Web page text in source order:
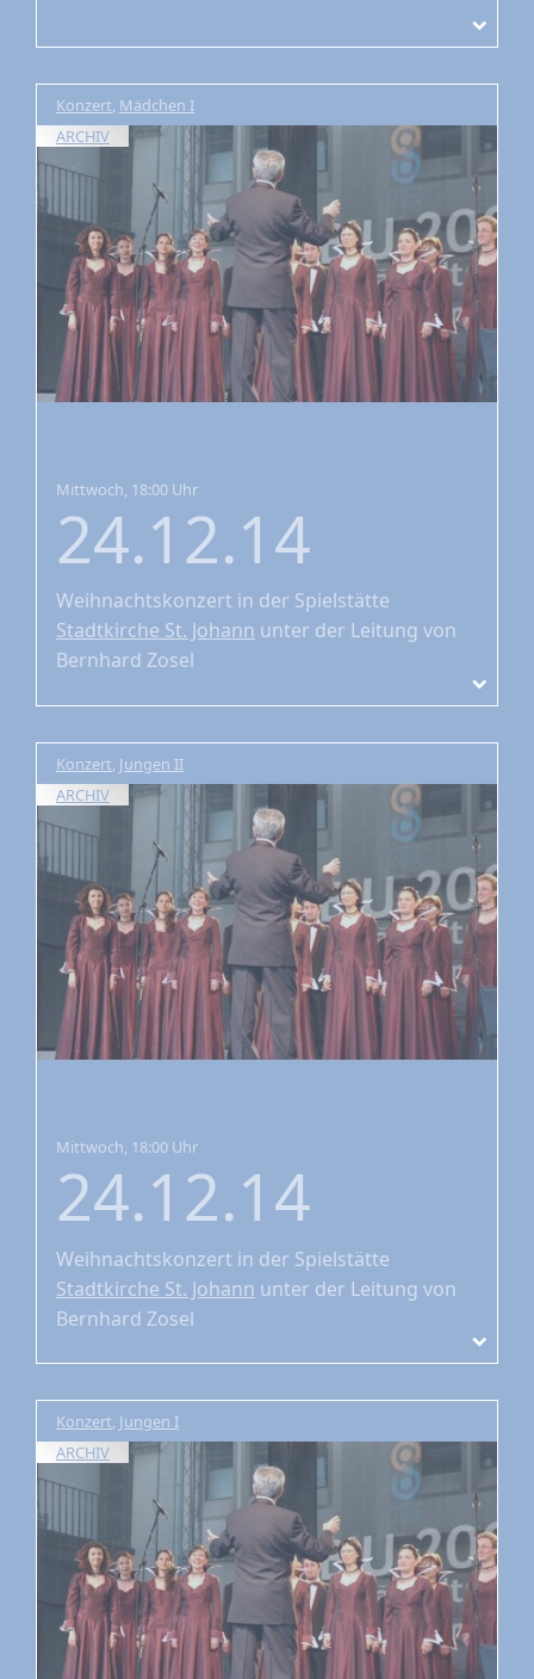
Konzert, Mädchen I
ARCHIV
Mittwoch, 18:00 Uhr
24.12.14
Weihnachtskonzert in der Spielstätte
Stadtkirche St. Johann unter der Leitung von
Bernhard Zosel
Konzert Jungen II
ARCHIV
Mittwoch, 18:00 Uhr
24.12.14
Weihnachtskonzert in der Spielstätte
Stadtkirche St. Johann unter der Leitung von
Bernhard Zosel
Konzert, Jungen I
ARCHIV